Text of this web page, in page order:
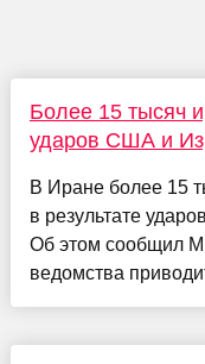
Более 15 тысяч
ударов США и
В Иране более 15
в результате
Об этом сообщил
ведомства